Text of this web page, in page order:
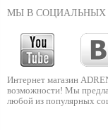
МЫ В СОЦИАЛЬНЫХ
Интернет магазин
возможности! Мы
любой из популярных